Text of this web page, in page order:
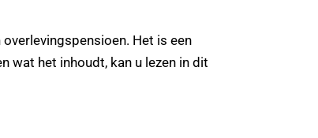
Het is een
wat het inhoudt, kan u lezen in dit